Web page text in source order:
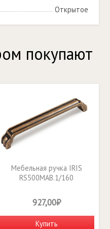
Открытое
покупают
Мебельная ручка IRIS
RS500MAB.1/160
927,00₽
Купить